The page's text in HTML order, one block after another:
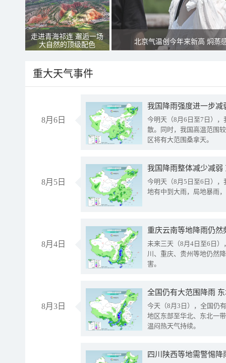
走进青海祁连 邂逅一场
大自然的顶级配色
北京气温创今年来新高 焖蒸
重大天气事件
8月6日
今明天（8月6日至7日）
散。同时，我国高温范围
区将有大范围桑拿天。
8月5日
我国降雨整体减少减弱
今明天（8月5日至6日）
地有中到大雨，局地暴雨
8月4日
重庆云南等地降雨仍然
未来三天（8月4日至6日
川、重庆、贵州等地仍然
害。
8月3日
全国仍有大范围降雨
今天（8月3日），全国仍
地区东部至华北、东北一
温闷热天气持续。